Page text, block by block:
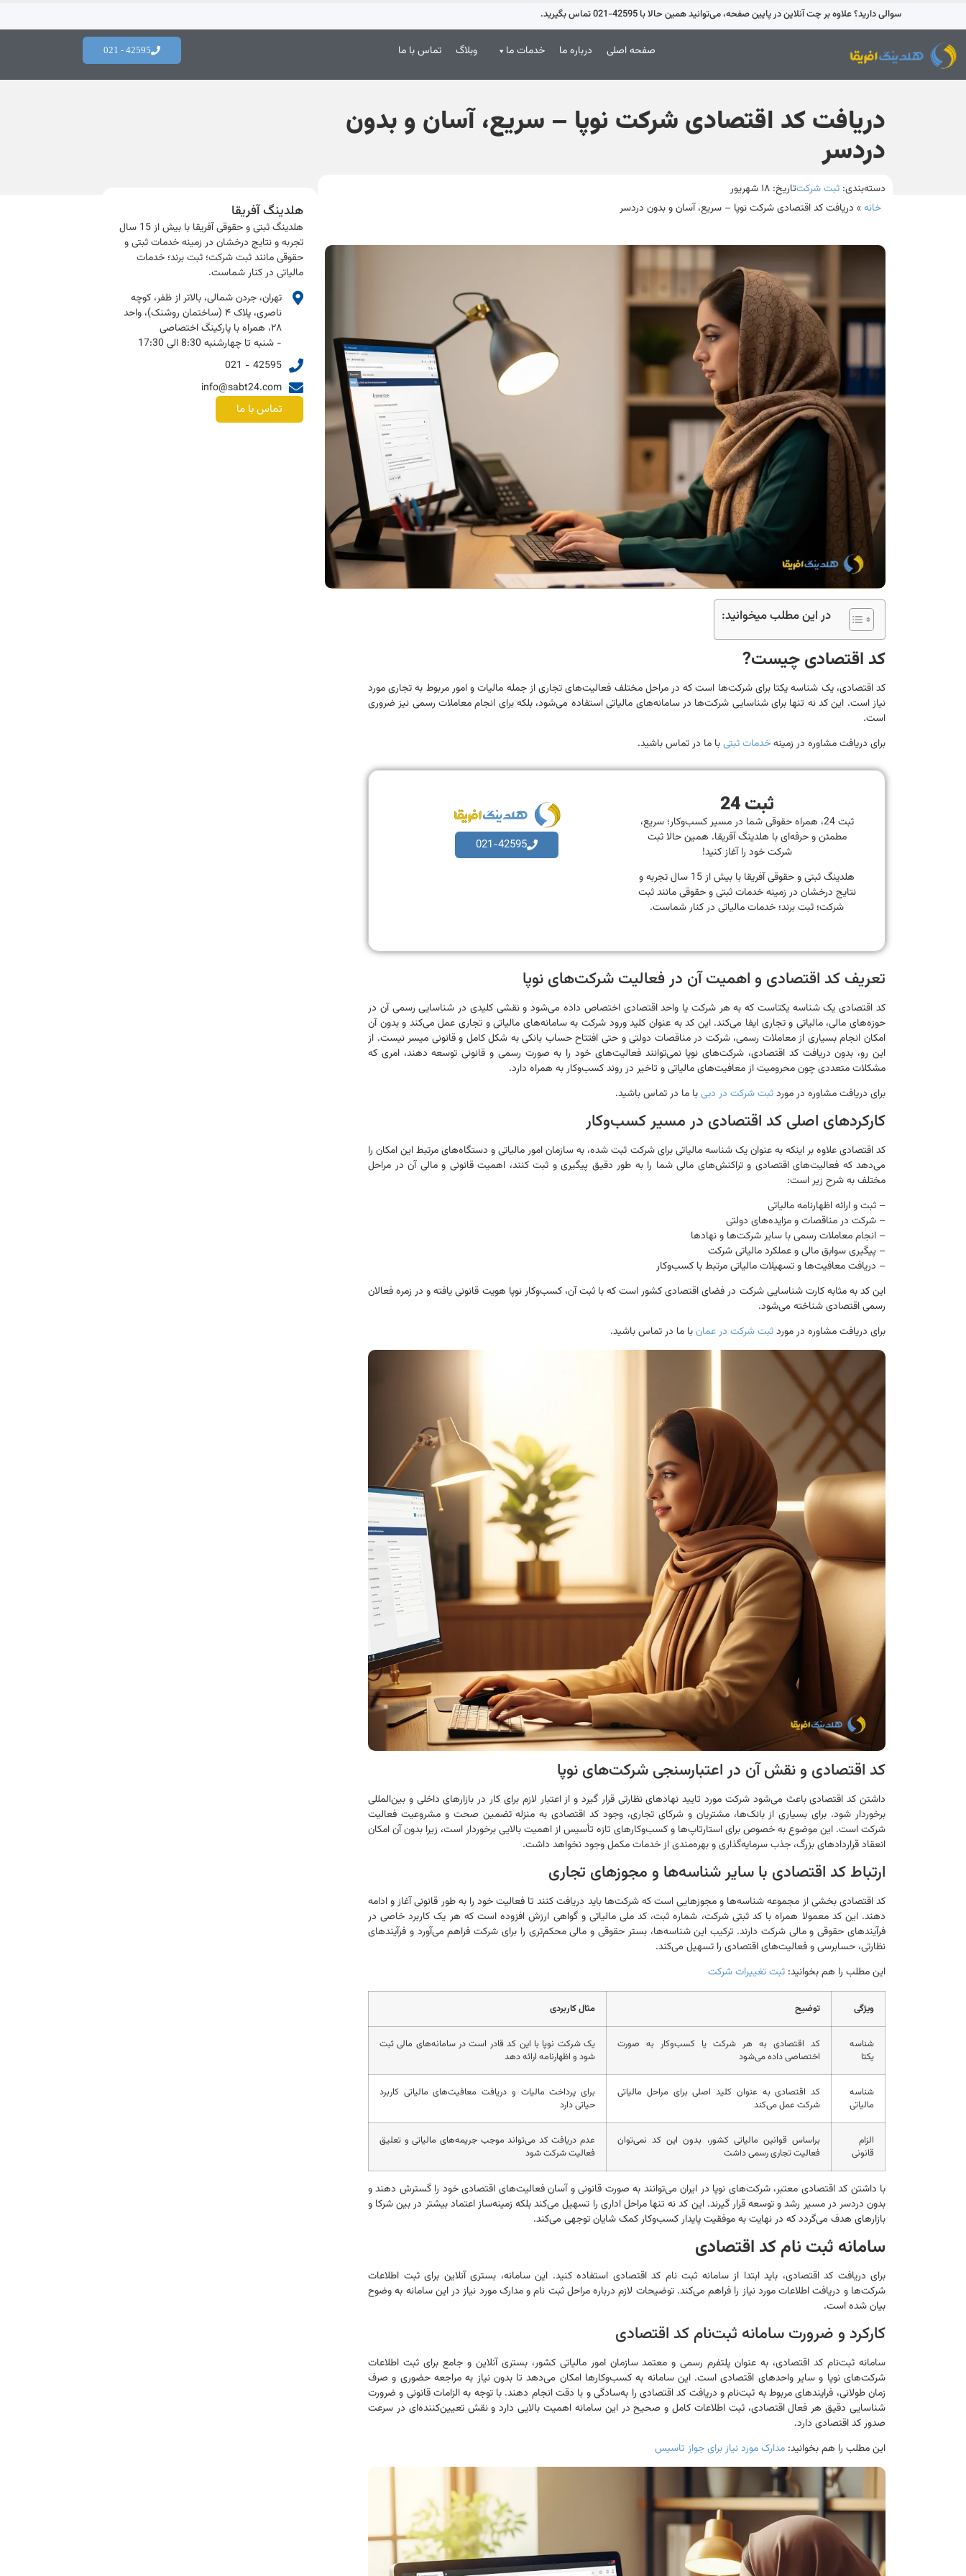
سوالی دارید؟ علاوه بر چت آنلاین در پایین صفحه، می‌توانید همین حالا با 42595-021 تماس بگیرید.
صفحه اصلی درباره ما خدمات ما وبلاگ تماس با ما 42595 - 021
دریافت کد اقتصادی شرکت نوپا – سریع، آسان و بدون
دردسر
دسته‌بندی: ثبت شرکتتاریخ:
خانه» دریافت کد اقتصادی شرکت نوپا – سریع، آسان و بدون دردسر
در این مطلب میخوانید:
کد اقتصادی چیست?
کد اقتصادی، یک شناسه یکتا برای شرکت‌ها است که در مراحل مختلف فعالیت‌های تجاری از جمله مالیات و امور مربوط به تجاری مورد
نیاز است. این کد نه تنها برای شناسایی شرکت‌ها در سامانه‌های مالیاتی استفاده می‌شود، بلکه برای انجام معاملات رسمی نیز ضروری
است.
برای دریافت مشاوره در زمینهخدمات ثبتیبا ما در تماس باشید.
ثبت 24
ثبت 24، همراه حقوقی شما در مسیر کسب‌وکار؛ سریع،
مطمئن و حرفه‌ای با هلدینگ آفریقا. همین حالا ثبت
شرکت خود را آغاز کنید!
هلدینگ ثبتی و حقوقی آفریقا با بیش از 15 سال تجربه و
نتایج درخشان در زمینه خدمات ثبتی و حقوقی مانند ثبت
شرکت؛ ثبت برند؛ خدمات مالیاتی در کنار شماست.
021-42595
تعریف کد اقتصادی و اهمیت آن در فعالیت شرکت‌های نوپا
کد اقتصادی یک شناسه یکتاست که به هر شرکت یا واحد اقتصادی اختصاص داده می‌شود و نقشی کلیدی در شناسایی رسمی آن در
حوزه‌های مالی، مالیاتی و تجاری ایفا می‌کند. این کد به عنوان کلید ورود شرکت به سامانه‌های مالیاتی و تجاری عمل می‌کند و بدون آن
امکان انجام بسیاری از معاملات رسمی، شرکت در مناقصات دولتی و حتی افتتاح حساب بانکی به شکل کامل و قانونی میسر نیست. از
این رو، بدون دریافت کد اقتصادی، شرکت‌های نوپا نمی‌توانند فعالیت‌های خود را به صورت رسمی و قانونی توسعه دهند، امری که
مشکلات متعددی چون محرومیت از معافیت‌های مالیاتی و تاخیر در روند کسب‌وکار به همراه دارد.
برای دریافت مشاوره در موردثبت شرکت در دبیبا ما در تماس باشید.
کارکردهای اصلی کد اقتصادی در مسیر کسب‌وکار
کد اقتصادی علاوه بر اینکه به عنوان یک شناسه مالیاتی برای شرکت ثبت شده، به سازمان امور مالیاتی و دستگاه‌های مرتبط این امکان را
می‌دهد که فعالیت‌های اقتصادی و تراکنش‌های مالی شما را به طور دقیق پیگیری و ثبت کنند، اهمیت قانونی و مالی آن در مراحل
مختلف به شرح زیر است:
– ثبت و ارائه اظهارنامه مالیاتی
– شرکت در مناقصات و مزایده‌های دولتی
– انجام معاملات رسمی با سایر شرکت‌ها و نهادها
– پیگیری سوابق مالی و عملکرد مالیاتی شرکت
– دریافت معافیت‌ها و تسهیلات مالیاتی مرتبط با کسب‌وکار
این کد به مثابه کارت شناسایی شرکت در فضای اقتصادی کشور است که با ثبت آن، کسب‌وکار نوپا هویت قانونی یافته و در زمره فعالان
رسمی اقتصادی شناخته می‌شود.
برای دریافت مشاوره در موردثبت شرکت در عمانبا ما در تماس باشید.
کد اقتصادی و نقش آن در اعتبارسنجی شرکت‌های نوپا
داشتن کد اقتصادی باعث می‌شود شرکت مورد تایید نهادهای نظارتی قرار گیرد و از اعتبار لازم برای کار در بازارهای داخلی و بین‌المللی
برخوردار شود. برای بسیاری از بانک‌ها، مشتریان و شرکای تجاری، وجود کد اقتصادی به منزله تضمین صحت و مشروعیت فعالیت
شرکت است. این موضوع به خصوص برای استارتاپ‌ها و کسب‌وکارهای تازه تأسیس از اهمیت بالایی برخوردار است، زیرا بدون آن امکان
انعقاد قراردادهای بزرگ، جذب سرمایه‌گذاری و بهره‌مندی از خدمات مکمل وجود نخواهد داشت.
ارتباط کد اقتصادی با سایر شناسه‌ها و مجوزهای تجاری
کد اقتصادی بخشی از مجموعه شناسه‌ها و مجوزهایی است که شرکت‌ها باید دریافت کنند تا فعالیت خود را به طور قانونی آغاز و ادامه
دهند. این کد معمولا همراه با کد ثبتی شرکت، شماره ثبت، کد ملی مالیاتی و گواهی ارزش افزوده است که هر یک کاربرد خاصی در
فرآیندهای حقوقی و مالی شرکت دارند. ترکیب این شناسه‌ها، بستر حقوقی و مالی محکم‌تری را برای شرکت فراهم می‌آورد و فرآیندهای
نظارتی، حسابرسی و فعالیت‌های اقتصادی را تسهیل می‌کند.
این مطلب را هم بخوانید: ثبت تغییرات شرکت
ویژگی توضیح مثال کاربردی
شناسه
یکتا
کد اقتصادی به هر شرکت یا کسب‌وکار به صورت
اختصاصی داده می‌شود
یک شرکت نوپا با این کد قادر است در سامانه‌های مالی ثبت
شود و اظهارنامه ارائه دهد
شناسه
مالیاتی
کد اقتصادی به عنوان کلید اصلی برای مراحل مالیاتی
شرکت عمل می‌کند
برای پرداخت مالیات و دریافت معافیت‌های مالیاتی کاربرد
حیاتی دارد
الزام
قانونی
براساس قوانین مالیاتی کشور، بدون این کد نمی‌توان
فعالیت تجاری رسمی داشت
عدم دریافت کد می‌تواند موجب جریمه‌های مالیاتی و تعلیق
فعالیت شرکت شود
با داشتن کد اقتصادی معتبر، شرکت‌های نوپا در ایران می‌توانند به صورت قانونی و آسان فعالیت‌های اقتصادی خود را گسترش دهند و
بدون دردسر در مسیر رشد و توسعه قرار گیرند. این کد نه تنها مراحل اداری را تسهیل می‌کند بلکه زمینه‌ساز اعتماد بیشتر در بین شرکا و
بازارهای هدف می‌گردد که در نهایت به موفقیت پایدار کسب‌وکار کمک شایان توجهی می‌کند.
سامانه ثبت نام کد اقتصادی
برای دریافت کد اقتصادی، باید ابتدا از سامانه ثبت نام کد اقتصادی استفاده کنید. این سامانه، بستری آنلاین برای ثبت اطلاعات
شرکت‌ها و دریافت اطلاعات مورد نیاز را فراهم می‌کند. توضیحات لازم درباره مراحل ثبت نام و مدارک مورد نیاز در این سامانه به وضوح
بیان شده است.
کارکرد و ضرورت سامانه ثبت‌نام کد اقتصادی
سامانه ثبت‌نام کد اقتصادی، به عنوان پلتفرم رسمی و معتمد سازمان امور مالیاتی کشور، بستری آنلاین و جامع برای ثبت اطلاعات
شرکت‌های نوپا و سایر واحدهای اقتصادی است. این سامانه به کسب‌وکارها امکان می‌دهد تا بدون نیاز به مراجعه حضوری و صرف
زمان طولانی، فرایندهای مربوط به ثبت‌نام و دریافت کد اقتصادی را به‌سادگی و با دقت انجام دهند. با توجه به الزامات قانونی و ضرورت
شناسایی دقیق هر فعال اقتصادی، ثبت اطلاعات کامل و صحیح در این سامانه اهمیت بالایی دارد و نقش تعیین‌کننده‌ای در سرعت
صدور کد اقتصادی دارد.
این مطلب را هم بخوانید: مدارک مورد نیاز برای جواز تاسیس
هلدینگ آفریقا
هلدینگ ثبتی و حقوقی آفریقا با بیش از 15 سال
تجربه و نتایج درخشان در زمینه خدمات ثبتی و
حقوقی مانند ثبت شرکت؛ ثبت برند؛ خدمات
مالیاتی در کنار شماست.​
تهران، جردن شمالی، بالاتر از ظفر، کوچه
ناصری، پلاک ۴ (ساختمان روشنک)، واحد
۲۸، همراه با پارکینگ اختصاصی
- شنبه تا چهارشنبه 8:30 الی 17:30
42595 - 021
info@sabt24.com
تماس با ما